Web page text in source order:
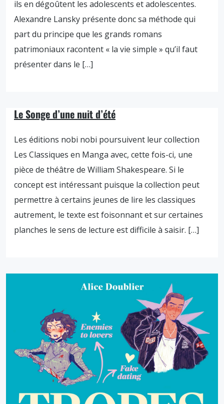
ils en dégoûtent les adolescents et adolescentes.
Alexandre Lansky présente donc sa méthode qui
part du principe que les grands romans
patrimoniaux racontent « la vie simple » qu’il faut
présenter dans le […]
Le Songe d’une nuit d’été
Les éditions nobi nobi poursuivent leur collection
Les Classiques en Manga avec, cette fois-ci, une
pièce de théâtre de William Shakespeare. Si le
concept est intéressant puisque la collection peut
permettre à certains jeunes de lire les classiques
autrement, le texte est foisonnant et sur certaines
planches le sens de lecture est difficile à saisir. […]